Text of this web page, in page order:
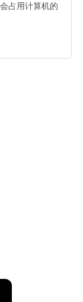
占用计算机的
×